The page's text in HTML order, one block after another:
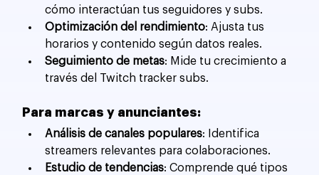
cómo interactúan tus seguidores y subs.
Optimización del rendimiento: Ajusta tus
horarios y contenido según datos reales.
Seguimiento de metas: Mide tu crecimiento a
través del Twitch tracker subs.
Para marcas y anunciantes:
Análisis de canales populares: Identifica
streamers relevantes para colaboraciones.
Estudio de tendencias: Comprende qué tipos